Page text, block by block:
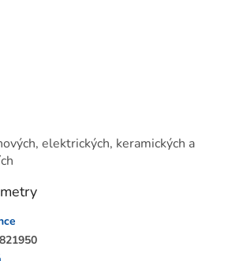
elektrických, keramických a